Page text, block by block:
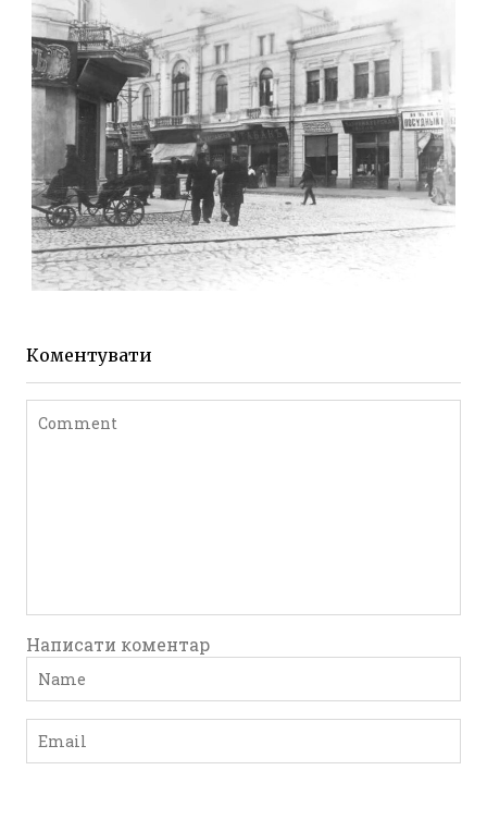
Фото Житомира період
до 1917 року
Leave a comment
ЖИТОМИР МИХАЙЛІВСЬКА 1903 РОКУ
Коментувати
Написати коментар